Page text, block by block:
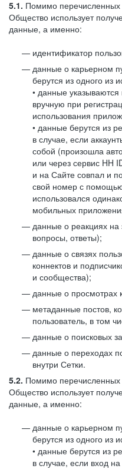
5.1. Помимо
Общество использует
данные, а именно:
идентификатор
данные о карьерном
берутся из одного из
• данные
вручную при
использования
• данные берутся из
в случае, если
собой (произошла
или через сервис HH
и на Сайте совпал и
свой номер с
использовался
мобильных
данные о реакциях на
вопросы, ответы);
данные о связях
коннектов и
и сообщества);
данные о просмотрах
метаданные постов,
пользователь, в том
данные о поисковых
данные о переходах
внутри Сетки.
5.2. Помимо
Общество использует
данные, а именно:
данные о карьерном
берутся из одного из
• данные берутся из
в случае, если вход